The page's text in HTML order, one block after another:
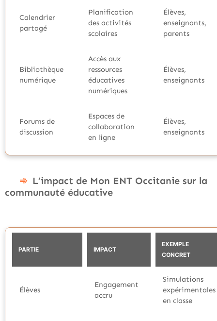
Calendrier
partagé
Planification
des activités
scolaires
Élèves,
enseignants,
parents
Bibliothèque
numérique
Accès aux
ressources
éducatives
numériques
Élèves,
enseignants
Forums de
discussion
Espaces de
collaboration
en ligne
Élèves,
enseignants
L’impact de Mon ENT Occitanie sur la
communauté éducative
PARTIE IMPACT
EXEMPLE
CONCRET
Élèves
Engagement
accru
Simulations
expérimentales
en classe